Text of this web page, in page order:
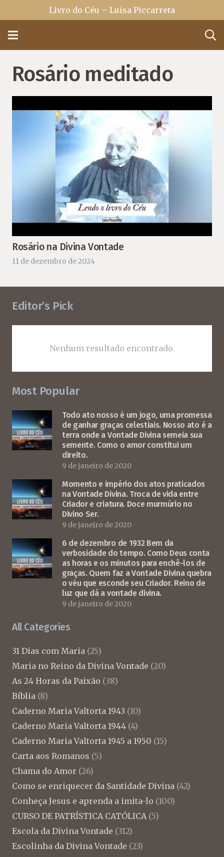
Livro do Céu – Luisa Piccarreta
Rosário meditado
Rosário na Divina Vontade
11 de dezembro de 2024
Editor’s Pick
Nenhum resultado encontrado.
Most Popular
Todo ato nosso é um jogo, uma promessa
de ganhar graças celestiais. Nosso ato é a
terra onde a Vontade Divina semeia sua
semente. Como o amor constitui um
direito.
9 de janeiro de 2020
Momento e império dos atos praticados
na Vontade Divina. Troca de vida entre
Criador e criatura. Doce murmúrio no
Divino Ser.
9 de janeiro de 2020
6 de dezembro de 1932 Bem da
verbosidade do tempo. Como Deus conta
as horas e os minutos para enchê-los de
graças. Quem faz a Vontade Divina quebra
o véu que esconde seu Criador. Reino de
luz que dá a vontade divina.
9 de janeiro de 2020
All Categories
31 Dias com Maria (25)
Maria no Reino da Divina Vontade (20)
As 24 Horas da Paixão (38)
Bíblia (8)
Caderno Maria Valtorta 1943 (10)
Caderno Maria Valtorta 1944 (4)
Caderno Maria Valtorta 1945 a 1950 (15)
Carta aos Romanos (5)
Chama do Amor (26)
Como se enriquecer da Santidade Divina (42)
Conheça Jesus e aprenda a imita-lo (100)
CURSO DE PATRÍSTICA CATÓLICA (5)
Escola da Divina Vontade (312)
Escolinha da Divina Vontade (23)